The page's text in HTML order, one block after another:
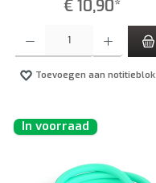
€ 10,90*
Toevoegen aan notitieblok
In voorraad